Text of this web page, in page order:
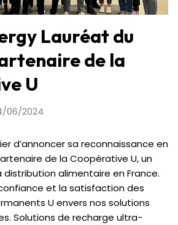
Lauréat du
de la
U
06/2024
d’annoncer sa reconnaissance en
de la Coopérative U, un
alimentaire en France.
et la satisfaction des
U envers nos solutions
Solutions de recharge ultra-